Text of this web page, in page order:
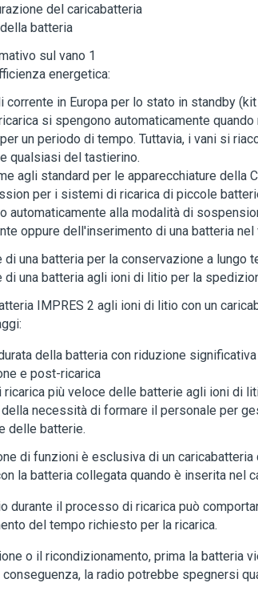
del caricabatteria
batteria
sul vano 1
energetica:
corrente in Europa per lo stato in standby
si spengono automaticamente
un periodo di tempo. Tuttavia, i vani si
qualsiasi del tastierino.
agli standard per le apparecchiature della
per i sistemi di ricarica di piccole
automaticamente alla modalità di
oppure dell'inserimento di una batteria nel
di una batteria per la conservazione a lungo
di una batteria agli ioni di litio per la
IMPRES 2 agli ioni di litio con un
della batteria con riduzione
e post-ricarica
più veloce delle batterie agli ioni di
necessità di formare il personale per
delle batterie.
di funzioni è esclusiva di un
la batteria collegata quando è inserita nel
durante il processo di ricarica può
del tempo richiesto per la ricarica.
o il ricondizionamento, prima la batteria
la radio potrebbe spegnersi